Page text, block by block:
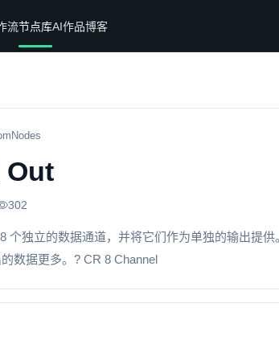
流节点库AI作品博客
Out
302
个独立的数据通道，并将它们作为单独的输出提
数据更多。? CR 8 Channel